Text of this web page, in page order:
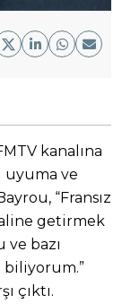
kanalına
uyuma ve
“Fransız
getirmek
bazı
çıktı.